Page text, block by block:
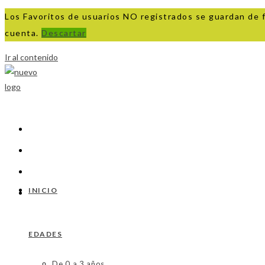
Los Favoritos de usuarios NO registrados se guardan
cuenta. Descartar
Ir al contenido
INICIO
EDADES